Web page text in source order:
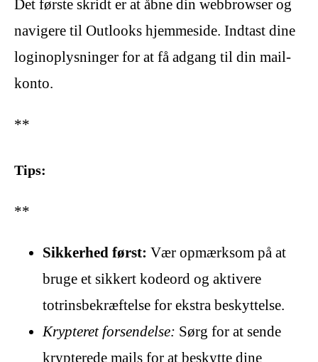
Det første skridt er at åbne din webbrowser og
navigere til Outlooks hjemmeside. Indtast dine
loginoplysninger for at få adgang til din mail-
konto.
**
Tips:
**
Sikkerhed først: Vær opmærksom på at
bruge et sikkert kodeord og aktivere
totrinsbekræftelse for ekstra beskyttelse.
Krypteret forsendelse: Sørg for at sende
krypterede mails for at beskytte dine